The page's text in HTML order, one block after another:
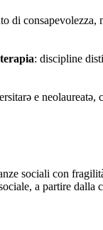
di
: discipline
e neolaureatə,
sociali con
a partire